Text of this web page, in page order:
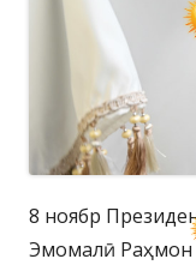
8 ноябр
Эмомалӣ Раҳмон